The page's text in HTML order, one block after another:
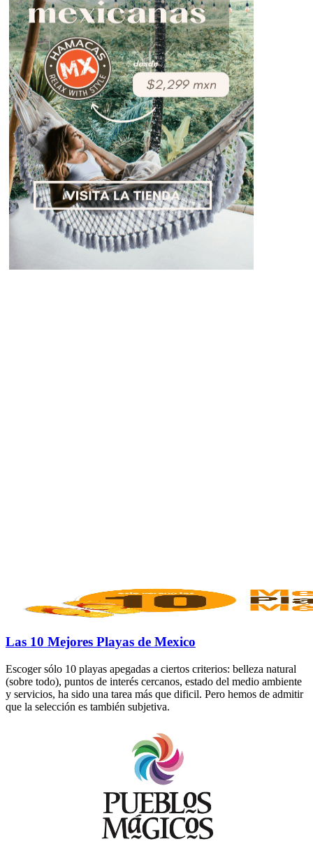
Las 10 Mejores Playas de Mexico
Escoger sólo 10 playas apegadas a ciertos criterios: belleza natural
(sobre todo), puntos de interés cercanos, estado del medio ambiente
y servicios, ha sido una tarea más que dificil. Pero hemos de admitir
que la selección es también subjetiva.